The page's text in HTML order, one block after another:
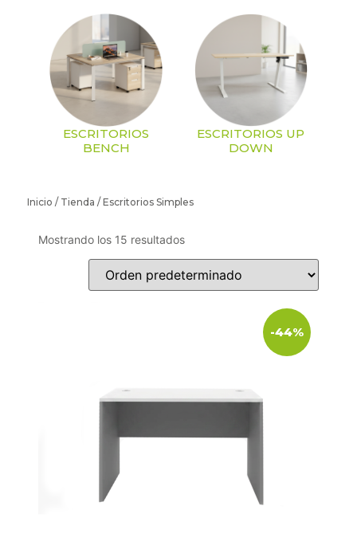
ESCRITORIOS
BENCH
ESCRITORIOS UP
DOWN
Inicio / Tienda / Escritorios Simples
Mostrando los 15 resultados
-44%